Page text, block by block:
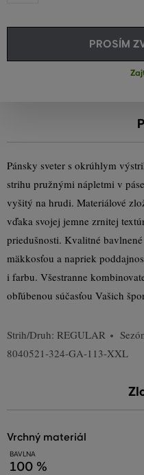
PROSÍM
Pánsky sveter s okrúhlym
strihu pružnými nápletmi v
vyšitý na hrudi. Materiálové
vďaka svojej jemne zrnitej
priedušnosti. Kvalitné
mäkkosťou a napriek
i farbu. Všestranne
obľúbenou súčasťou Vašich
Strih/Druh: REGULAR
8040521-324-GA-113-XXL
vrchný materiál
BAVLNA
100 %